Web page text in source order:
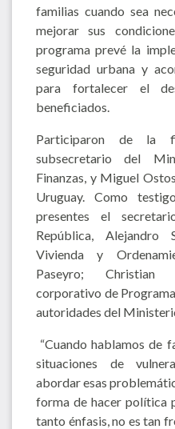
familias cuando sea
mejorar sus
programa prevé la
seguridad urbana y
para fortalecer el
beneficiados.
Participaron de la
subsecretario del
Finanzas, y Miguel
Uruguay. Como
presentes el
República, Alejandro
Vivienda y
Paseyro; Christian
corporativo de
autoridades del
“Cuando hablamos de
situaciones de
abordar esas
forma de hacer política
tanto énfasis, no es tan